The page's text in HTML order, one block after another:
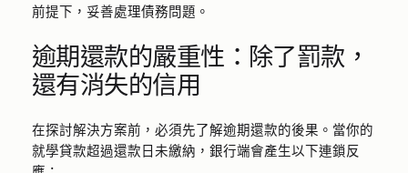
前提下，妥善處理債務問題。
逾期還款的嚴重性：除了罰款，
還有消失的信用
在探討解決方案前，必須先了解逾期還款的後果。當你的
就學貸款超過還款日未繳納，銀行端會產生以下連鎖反